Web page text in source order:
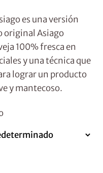
es una versión
original Asiago
100% fresca en
y una técnica que
lograr un producto
y mantecoso.